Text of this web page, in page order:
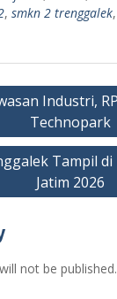
, smkn 2 trenggalek,
Industri,
Technopark
Tampil di
Jatim 2026
not be published.